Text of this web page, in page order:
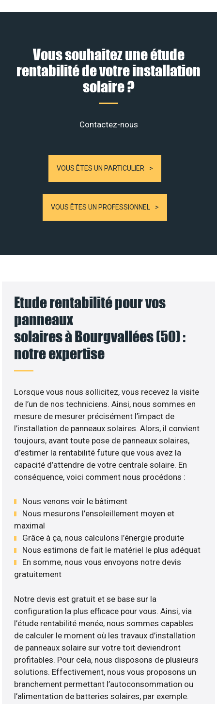
Vous souhaitez une étude
rentabilité de votre installation
solaire ?
Contactez-nous
VOUS ÊTES UN PARTICULIER
VOUS ÊTES UN PROFESSIONNEL
Etude rentabilité pour vos
panneaux
solaires à Bourgvallées (50) :
notre expertise
Lorsque vous nous sollicitez, vous recevez la visite
de l’un de nos techniciens. Ainsi, nous sommes en
mesure de mesurer précisément l’impact de
l’installation de panneaux solaires. Alors, il convient
toujours, avant toute pose de panneaux solaires,
d’estimer la rentabilité future que vous avez la
capacité d’attendre de votre centrale solaire. En
conséquence, voici comment nous procédons :
Nous venons voir le bâtiment
Nous mesurons l’ensoleillement moyen et
maximal
Grâce à ça, nous calculons l’énergie produite
Nous estimons de fait le matériel le plus adéquat
En somme, nous vous envoyons notre devis
gratuitement
Notre devis est gratuit et se base sur la
configuration la plus efficace pour vous. Ainsi, via
l’étude rentabilité menée, nous sommes capables
de calculer le moment où les travaux d’installation
de panneaux solaire sur votre toit deviendront
profitables. Pour cela, nous disposons de plusieurs
solutions. Effectivement, nous vous proposons un
branchement permettant l’autoconsommation ou
l’alimentation de batteries solaires, par exemple.